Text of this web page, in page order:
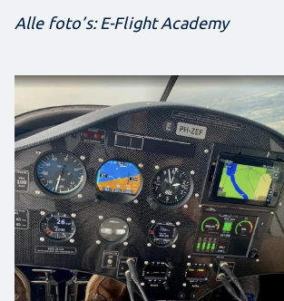
Alle foto’s: E-Flight Academy